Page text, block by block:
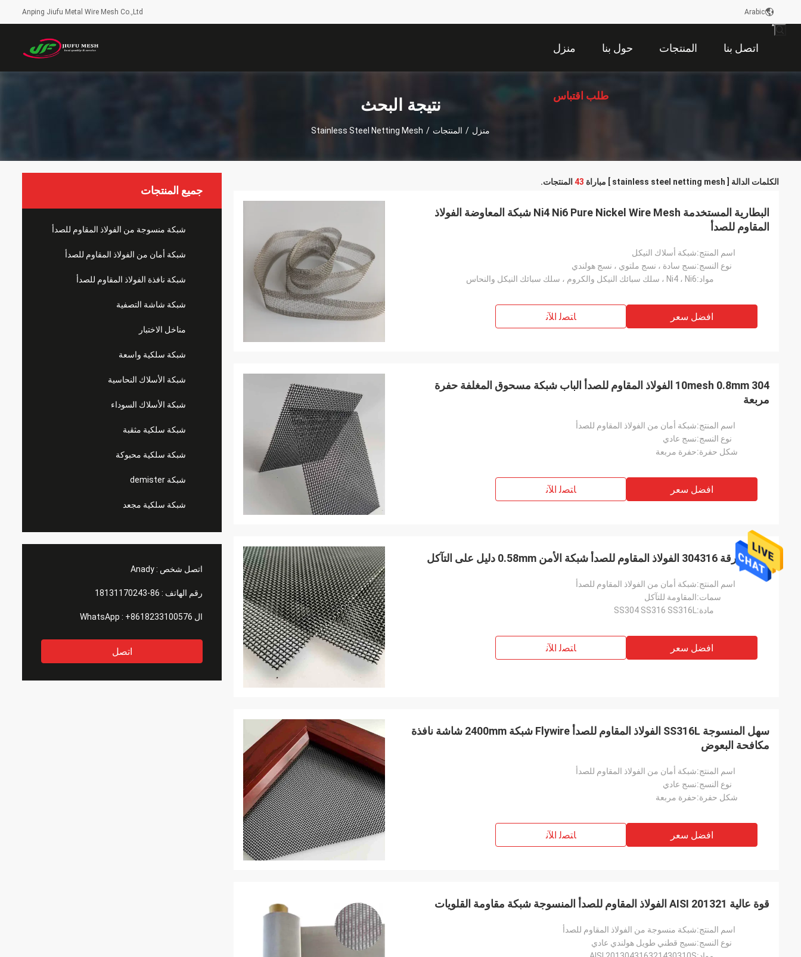
Anping Jiufu Metal Wire Mesh Co.,Ltd Arabic
منزل حول بنا المنتجات اتصل بنا
طلب اقتباس نتيجة البحث
منزل / المنتجات /
Stainless Steel Netting Mesh
جميع المنتجات
شبكة منسوجة من الفولاذ المقاوم للصدأ
شبكة أمان من الفولاذ المقاوم للصدأ
شبكة نافذة الفولاذ المقاوم للصدأ
شبكة شاشة التصفية
مناخل الاختبار
شبكة سلكية واسعة
شبكة الأسلاك النحاسية
شبكة الأسلاك السوداء
شبكة سلكية مثقبة
شبكة سلكية محبوكة
شبكة demister
شبكة سلكية مجعد
اتصل شخص :Anady
رقم الهاتف : 86-18131170243
ال WhatsApp : +8618233100576
اتصل
الكلمات الدالة [ stainless steel netting mesh ] مباراة 43 المنتجات.
البطارية المستخدمة Ni4 Ni6 Pure Nickel Wire Mesh شبكة المعاوضة الفولاذ
المقاوم للصدأ
اسم المنتج:شبكة أسلاك النيكل
نوع النسج:نسج سادة ، نسج ملتوي ، نسج هولندي
مواد:Ni4 ، Ni6 ، سلك سبائك النيكل والكروم ، سلك سبائك النيكل والنحاس
افضل سعر ﺎﺘﺼﻟ ﺍﻶﻧ
10mesh 0.8mm 304 الفولاذ المقاوم للصدأ الباب شبكة مسحوق المغلفة حفرة
مربعة
اسم المنتج:شبكة أمان من الفولاذ المقاوم للصدأ
نوع النسج:نسج عادي
شكل حفرة:حفرة مربعة
افضل سعر ﺎﺘﺼﻟ ﺍﻶﻧ
ضد السرقة 304316 الفولاذ المقاوم للصدأ شبكة الأمن 0.58mm دليل على التآكل
اسم المنتج:شبكة أمان من الفولاذ المقاوم للصدأ
سمات:المقاومة للتآكل
مادة: SS304 SS316 SS316L
افضل سعر ﺎﺘﺼﻟ ﺍﻶﻧ
سهل المنسوجة SS316L الفولاذ المقاوم للصدأ Flywire شبكة 2400mm شاشة نافذة
مكافحة البعوض
اسم المنتج:شبكة أمان من الفولاذ المقاوم للصدأ
نوع النسج:نسج عادي
شكل حفرة:حفرة مربعة
افضل سعر ﺎﺘﺼﻟ ﺍﻶﻧ
قوة عالية AISI 201321 الفولاذ المقاوم للصدأ المنسوجة شبكة مقاومة القلويات
اسم المنتج:شبكة منسوجة من الفولاذ المقاوم للصدأ
نوع النسج:نسيج قطني طويل هولندي عادي